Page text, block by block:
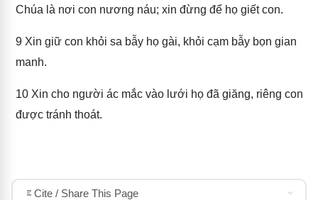
Chúa là nơi con nương náu; xin đừng để họ giết con.
9 Xin giữ con khỏi sa bẫy họ gài, khỏi cạm bẫy bọn gian
manh.
10 Xin cho người ác mắc vào lưới họ đã giăng, riêng con
được tránh thoát.
Cite / Share This Page